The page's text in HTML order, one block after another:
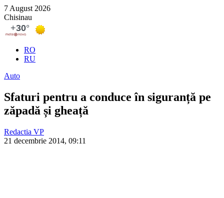
7 August 2026
Chisinau
RO
RU
Auto
Sfaturi pentru a conduce în siguranță pe
zăpadă și gheață
Redactia VP
21 decembrie 2014, 09:11